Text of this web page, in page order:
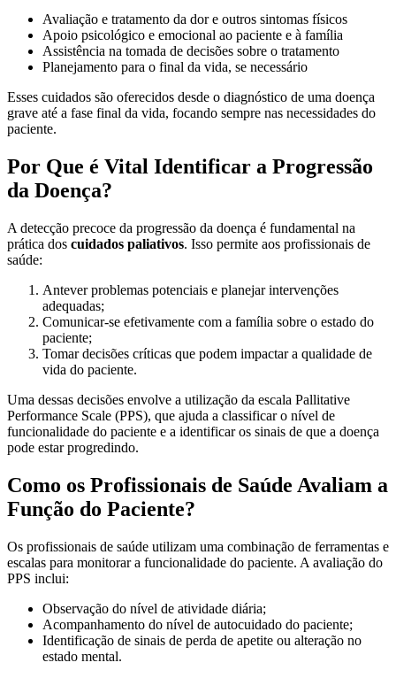
Avaliação e tratamento da dor e outros sintomas físicos
Apoio psicológico e emocional ao paciente e à família
Assistência na tomada de decisões sobre o tratamento
Planejamento para o final da vida, se necessário
Esses cuidados são oferecidos desde o diagnóstico de uma doença
grave até a fase final da vida, focando sempre nas necessidades do
paciente.
Por Que é Vital Identificar a Progressão
da Doença?
A detecção precoce da progressão da doença é fundamental na
prática dos cuidados paliativos. Isso permite aos profissionais de
saúde:
Antever problemas potenciais e planejar intervenções
adequadas;
Comunicar-se efetivamente com a família sobre o estado do
paciente;
Tomar decisões críticas que podem impactar a qualidade de
vida do paciente.
Uma dessas decisões envolve a utilização da escala Pallitative
Performance Scale (PPS), que ajuda a classificar o nível de
funcionalidade do paciente e a identificar os sinais de que a doença
pode estar progredindo.
Como os Profissionais de Saúde Avaliam a
Função do Paciente?
Os profissionais de saúde utilizam uma combinação de ferramentas e
escalas para monitorar a funcionalidade do paciente. A avaliação do
PPS inclui:
Observação do nível de atividade diária;
Acompanhamento do nível de autocuidado do paciente;
Identificação de sinais de perda de apetite ou alteração no
estado mental.